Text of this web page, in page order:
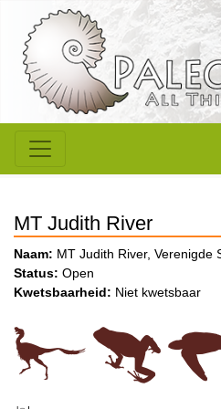
MT Judith River
Naam: MT Judith River, Verenigde
Status: Open
Kwetsbaarheid: Niet kwetsbaar